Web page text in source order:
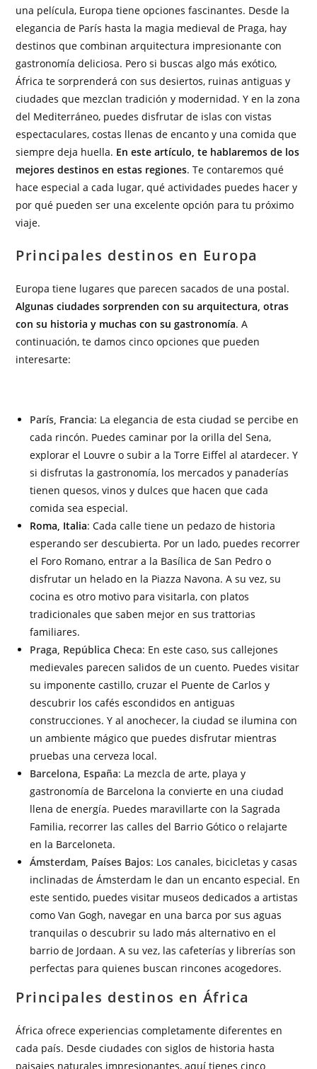
una película, Europa tiene opciones fascinantes. Desde la
elegancia de París hasta la magia medieval de Praga, hay
destinos que combinan arquitectura impresionante con
gastronomía deliciosa. Pero si buscas algo más exótico,
África te sorprenderá con sus desiertos, ruinas antiguas y
ciudades que mezclan tradición y modernidad. Y en la zona
del Mediterráneo, puedes disfrutar de islas con vistas
espectaculares, costas llenas de encanto y una comida que
siempre deja huella. En este artículo, te hablaremos de los
mejores destinos en estas regiones. Te contaremos qué
hace especial a cada lugar, qué actividades puedes hacer y
por qué pueden ser una excelente opción para tu próximo
viaje.
Principales destinos en Europa
Europa tiene lugares que parecen sacados de una postal.
Algunas ciudades sorprenden con su arquitectura, otras
con su historia y muchas con su gastronomía. A
continuación, te damos cinco opciones que pueden
interesarte:
París, Francia: La elegancia de esta ciudad se percibe en
cada rincón. Puedes caminar por la orilla del Sena,
explorar el Louvre o subir a la Torre Eiffel al atardecer. Y
si disfrutas la gastronomía, los mercados y panaderías
tienen quesos, vinos y dulces que hacen que cada
comida sea especial.
Roma, Italia: Cada calle tiene un pedazo de historia
esperando ser descubierta. Por un lado, puedes recorrer
el Foro Romano, entrar a la Basílica de San Pedro o
disfrutar un helado en la Piazza Navona. A su vez, su
cocina es otro motivo para visitarla, con platos
tradicionales que saben mejor en sus trattorias
familiares.
Praga, República Checa: En este caso, sus callejones
medievales parecen salidos de un cuento. Puedes visitar
su imponente castillo, cruzar el Puente de Carlos y
descubrir los cafés escondidos en antiguas
construcciones. Y al anochecer, la ciudad se ilumina con
un ambiente mágico que puedes disfrutar mientras
pruebas una cerveza local.
Barcelona, España: La mezcla de arte, playa y
gastronomía de Barcelona la convierte en una ciudad
llena de energía. Puedes maravillarte con la Sagrada
Familia, recorrer las calles del Barrio Gótico o relajarte
en la Barceloneta.
Ámsterdam, Países Bajos: Los canales, bicicletas y casas
inclinadas de Ámsterdam le dan un encanto especial. En
este sentido, puedes visitar museos dedicados a artistas
como Van Gogh, navegar en una barca por sus aguas
tranquilas o descubrir su lado más alternativo en el
barrio de Jordaan. A su vez, las cafeterías y librerías son
perfectas para quienes buscan rincones acogedores.
Principales destinos en África
África ofrece experiencias completamente diferentes en
cada país. Desde ciudades con siglos de historia hasta
paisajes naturales impresionantes, aquí tienes cinco